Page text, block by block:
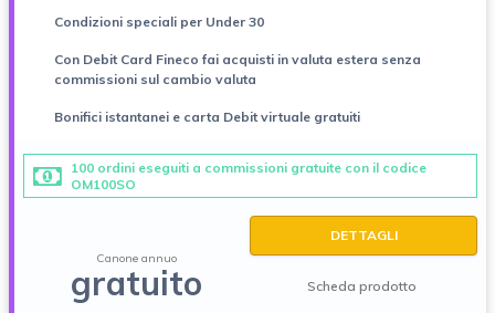
Condizioni speciali per Under 30
Con Debit Card Fineco fai acquisti in valuta estera senza
commissioni sul cambio valuta
Bonifici istantanei e carta Debit virtuale gratuiti
100 ordini eseguiti a commissioni gratuite con il codice
OM100SO
Canone annuo
gratuito
DETTAGLI
Scheda prodotto